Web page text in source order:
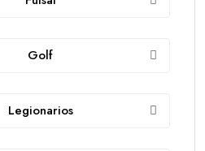
Golf
Legionarios